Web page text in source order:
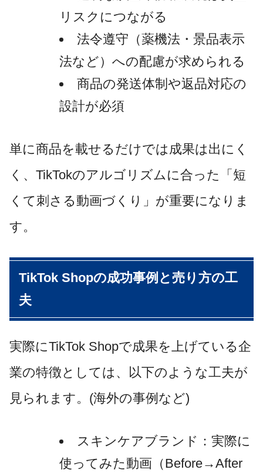
リスクにつながる
法令遵守（薬機法・景品表示
法など）への配慮が求められる
商品の発送体制や返品対応の
設計が必須
単に商品を載せるだけでは成果は出にく
く、TikTokのアルゴリズムに合った「短
くて刺さる動画づくり」が重要になりま
す。
TikTok Shopの成功事例と売り方の工
夫
実際にTikTok Shopで成果を上げている企
業の特徴としては、以下のような工夫が
見られます。(海外の事例など)
スキンケアブランド：実際に
使ってみた動画（Before→After